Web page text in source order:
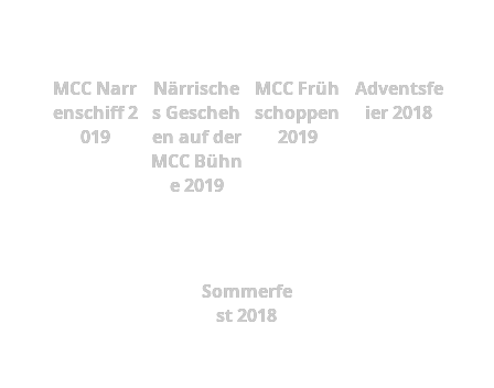
MCC Narr
enschiff 2
019
Närrische
s Gescheh
en auf der
MCC Bühn
e 2019
MCC Früh
schoppen
2019
Adventsfe
ier 2018
Sommerfe
st 2018